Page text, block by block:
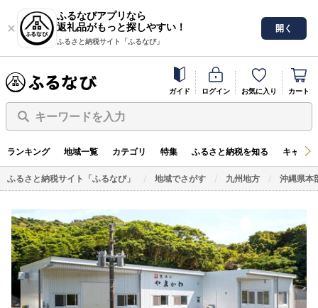
ふるなびアプリなら
返礼品がもっと探しやすい！
ふるさと納税サイト「ふるなび」
開く
ガイド ログイン お気に入り カート
キーワードを入力
ランキング 地域一覧 カテゴリ 特集 ふるさと納税を知る キャン
ふるさと納税サイト「ふるなび」 地域でさがす 九州地方 沖縄県本